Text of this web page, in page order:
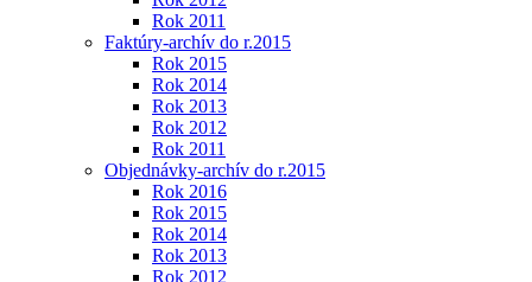
Rok 2011
Faktúry-archív do r.2015
Rok 2015
Rok 2014
Rok 2013
Rok 2012
Rok 2011
Objednávky-archív do r.2015
Rok 2016
Rok 2015
Rok 2014
Rok 2013
Rok 2012